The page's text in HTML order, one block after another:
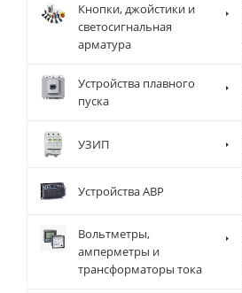
Кнопки, джойстики и
светосигнальная
арматура
Устройства плавного
пуска
УЗИП
Устройства АВР
Вольтметры,
амперметры и
трансформаторы тока